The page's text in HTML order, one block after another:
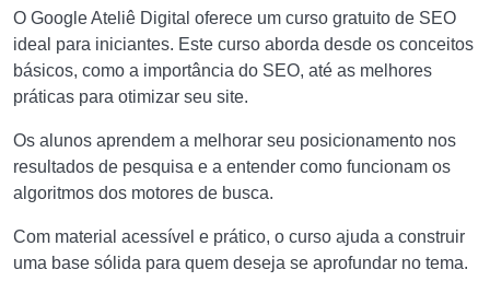
O Google Ateliê Digital oferece um curso gratuito de SEO
ideal para iniciantes. Este curso aborda desde os conceitos
básicos, como a importância do SEO, até as melhores
práticas para otimizar seu site.
Os alunos aprendem a melhorar seu posicionamento nos
resultados de pesquisa e a entender como funcionam os
algoritmos dos motores de busca.
Com material acessível e prático, o curso ajuda a construir
uma base sólida para quem deseja se aprofundar no tema.